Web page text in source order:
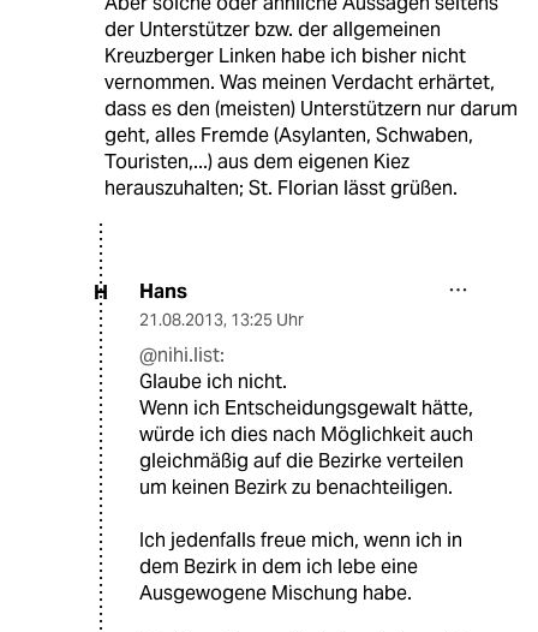
der Unterstützer bzw. der allgemeinen
Kreuzberger Linken habe ich bisher nicht
vernommen. Was meinen Verdacht erhärtet,
dass es den (meisten) Unterstützern nur darum
geht, alles Fremde (Asylanten, Schwaben,
Touristen,...) aus dem eigenen Kiez
herauszuhalten; St. Florian lässt grüßen.
H Hans
21.08.2013, 13:25 Uhr
@nihi.list:
Glaube ich nicht.
Wenn ich Entscheidungsgewalt hätte,
würde ich dies nach Möglichkeit auch
gleichmäßig auf die Bezirke verteilen
um keinen Bezirk zu benachteiligen.
Ich jedenfalls freue mich, wenn ich in
dem Bezirk in dem ich lebe eine
Ausgewogene Mischung habe.